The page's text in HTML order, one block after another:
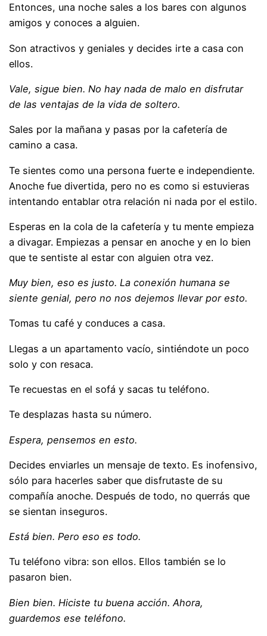
Entonces, una noche sales a los bares con algunos
amigos y conoces a alguien.
Son atractivos y geniales y decides irte a casa con
ellos.
Vale, sigue bien. No hay nada de malo en disfrutar
de las ventajas de la vida de soltero.
Sales por la mañana y pasas por la cafetería de
camino a casa.
Te sientes como una persona fuerte e independiente.
Anoche fue divertida, pero no es como si estuvieras
intentando entablar otra relación ni nada por el estilo.
Esperas en la cola de la cafetería y tu mente empieza
a divagar. Empiezas a pensar en anoche y en lo bien
que te sentiste al estar con alguien otra vez.
Muy bien, eso es justo. La conexión humana se
siente genial, pero no nos dejemos llevar por esto.
Tomas tu café y conduces a casa.
Llegas a un apartamento vacío, sintiéndote un poco
solo y con resaca.
Te recuestas en el sofá y sacas tu teléfono.
Te desplazas hasta su número.
Espera, pensemos en esto.
Decides enviarles un mensaje de texto. Es inofensivo,
sólo para hacerles saber que disfrutaste de su
compañía anoche. Después de todo, no querrás que
se sientan inseguros.
Está bien. Pero eso es todo.
Tu teléfono vibra: son ellos. Ellos también se lo
pasaron bien.
Bien bien. Hiciste tu buena acción. Ahora,
guardemos ese teléfono.